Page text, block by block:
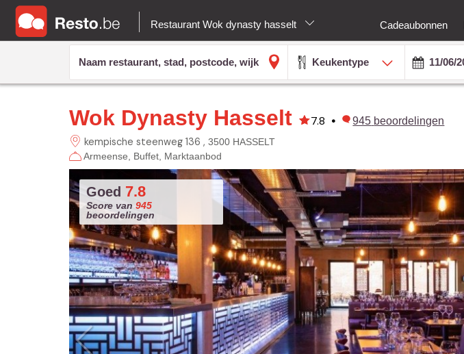
Restaurant Wok dynasty hasselt Cadeaubonnen
Keukentype
Wok Dynasty Hasselt 7.8 • 945 beoordelingen
kempische steenweg 136
3500 HASSELT
Armeense
Buffet Marktaanbod
Goed 7.8
Score van 945
beoordelingen